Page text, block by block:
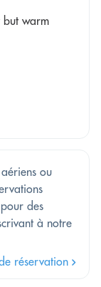
but warm
ou
des
à notre
réservation